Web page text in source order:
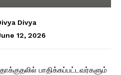
Divya
12, 2026
பாதிக்கப்பட்டவர்களும்